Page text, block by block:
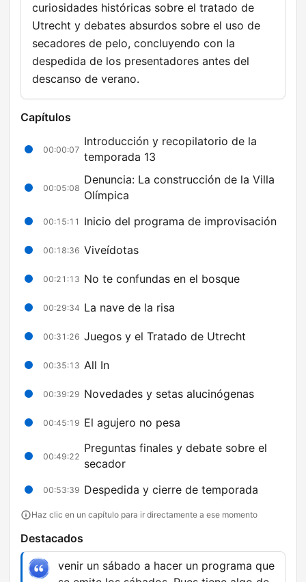
curiosidades históricas sobre el tratado de
Utrecht y debates absurdos sobre el uso de
secadores de pelo, concluyendo con la
despedida de los presentadores antes del
descanso de verano.
Capítulos
00:00:07
Introducción y recopilatorio de la
temporada 13
00:05:08
Denuncia: La construcción de la Villa
Olímpica
00:15:11 Inicio del programa de improvisación
00:18:36 Viveídotas
00:21:13 No te confundas en el bosque
00:29:34 La nave de la risa
00:31:26 Juegos y el Tratado de Utrecht
00:35:13 All In
00:39:29 Novedades y setas alucinógenas
00:45:19 El agujero no pesa
00:49:22
Preguntas finales y debate sobre el
secador
00:53:39 Despedida y cierre de temporada
Haz clic en un capítulo para ir directamente a ese momento
Destacados
venir un sábado a hacer un programa que